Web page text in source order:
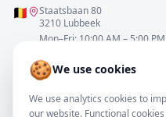
🍪We use cookies
We use analytics cookies to
our website. Functional
🇧🇪
Staatsbaan 80
3210 Lubbeek
Mon–Fri: 10:00 AM – 5:00 PM
0517-700521
info@resofa.nl